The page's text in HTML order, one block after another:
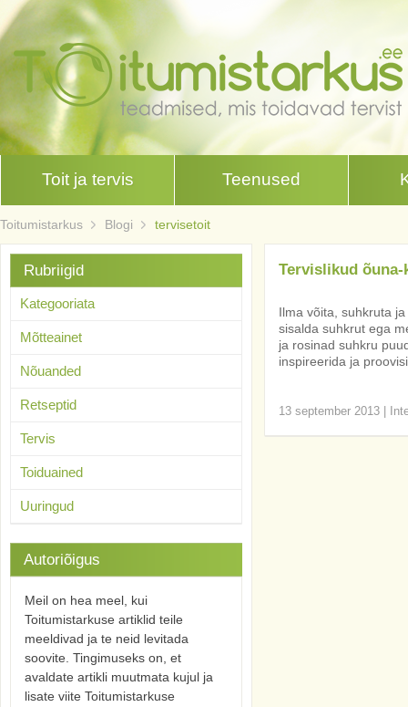
Toit ja tervis Teenused
Toitumistarkus Blogi tervisetoit
Tervislikud õuna-
Ilma võita, suhkruta
sisalda suhkrut ega
ja rosinad suhkru
inspireerida ja
13 september 2013
Rubriigid
Kategooriata
Mõtteainet
Nõuanded
Retseptid
Tervis
Toiduained
Uuringud
Autoriõigus
Meil on hea meel, kui
Toitumistarkuse artiklid teile
meeldivad ja te neid levitada
soovite. Tingimuseks on, et
avaldate artikli muutmata kujul ja
lisate viite Toitumistarkuse